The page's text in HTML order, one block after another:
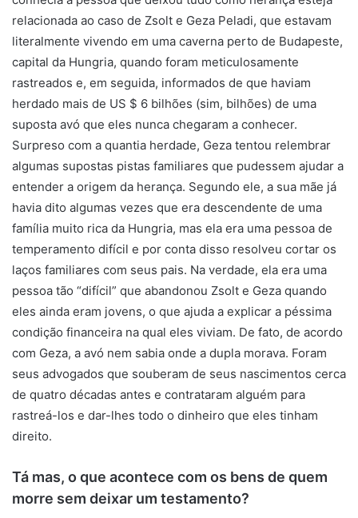
relacionada ao caso de Zsolt e Geza Peladi, que estavam
literalmente vivendo em uma caverna perto de Budapeste,
capital da Hungria, quando foram meticulosamente
rastreados e, em seguida, informados de que haviam
herdado mais de US $ 6 bilhões (sim, bilhões) de uma
suposta avó que eles nunca chegaram a conhecer.
Surpreso com a quantia herdade, Geza tentou relembrar
algumas supostas pistas familiares que pudessem ajudar a
entender a origem da herança. Segundo ele, a sua mãe já
havia dito algumas vezes que era descendente de uma
família muito rica da Hungria, mas ela era uma pessoa de
temperamento difícil e por conta disso resolveu cortar os
laços familiares com seus pais. Na verdade, ela era uma
pessoa tão “difícil” que abandonou Zsolt e Geza quando
eles ainda eram jovens, o que ajuda a explicar a péssima
condição financeira na qual eles viviam. De fato, de acordo
com Geza, a avó nem sabia onde a dupla morava. Foram
seus advogados que souberam de seus nascimentos cerca
de quatro décadas antes e contrataram alguém para
rastreá-los e dar-lhes todo o dinheiro que eles tinham
direito.
Tá mas, o que acontece com os bens de quem
morre sem deixar um testamento?